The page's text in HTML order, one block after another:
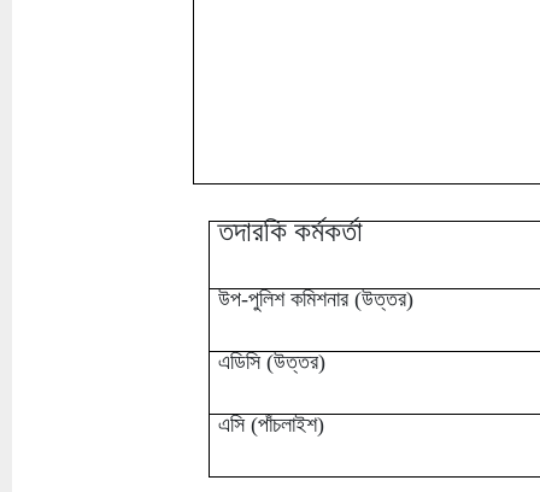
তদারকি কর্মকর্তা
উপ-পুলিশ কমিশনার (উত্তর)
এডিসি (উত্তর)
এসি (পাঁচলাইশ)